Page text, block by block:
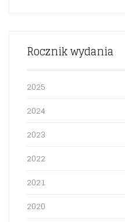
Rocznik wydania
2025
2024
2023
2022
2021
2020